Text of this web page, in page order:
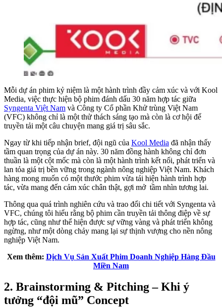
Mỗi dự án phim kỷ niệm là một hành trình đầy cảm xúc và với Kool
Media, việc thực hiện bộ phim đánh dấu 30 năm hợp tác giữa
Syngenta Việt Nam và Công ty Cổ phần Khử trùng Việt Nam
(VFC) không chỉ là một thử thách sáng tạo mà còn là cơ hội để
truyền tải một câu chuyện mang giá trị sâu sắc.
Ngay từ khi tiếp nhận brief, đội ngũ của Kool Media đã nhận thấy
tầm quan trọng của dự án này. 30 năm đồng hành không chỉ đơn
thuần là một cột mốc mà còn là một hành trình kết nối, phát triển và
lan tỏa giá trị bền vững trong ngành nông nghiệp Việt Nam. Khách
hàng mong muốn có một thước phim vừa tái hiện hành trình hợp
tác, vừa mang đến cảm xúc chân thật, gợi mở tầm nhìn tương lai.
Thông qua quá trình nghiên cứu và trao đổi chi tiết với Syngenta và
VFC, chúng tôi hiểu rằng bộ phim cần truyền tải thông điệp về sự
hợp tác, cũng như thể hiện được sự vững vàng và phát triển không
ngừng, như một dòng chảy mang lại sự thịnh vượng cho nền nông
nghiệp Việt Nam.
Xem thêm: Dịch Vụ Sản Xuất Phim Doanh Nghiệp Hàng Đầu
Miền Nam
2. Brainstorming & Pitching – Khi ý
tưởng “đội mũ” Concept